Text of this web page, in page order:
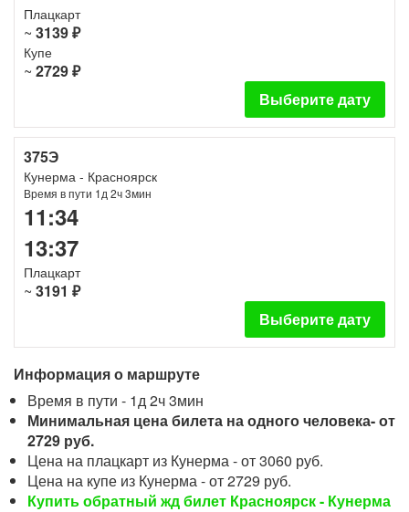
Плацкарт
~ 3139 ₽
Купе
~ 2729 ₽
Выберите дату
375Э
Кунерма - Красноярск
Время в пути 1д 2ч 3мин
11:34
13:37
Плацкарт
~ 3191 ₽
Выберите дату
Информация о маршруте
Время в пути - 1д 2ч 3мин
Минимальная цена билета на одного человека- от
2729 руб.
Цена на плацкарт из Кунерма - от 3060 руб.
Цена на купе из Кунерма - от 2729 руб.
Купить обратный жд билет Красноярск - Кунерма